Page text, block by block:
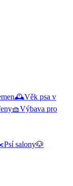
🕰️Věk psa v
🧺Výbava pro
Psí salony🐶